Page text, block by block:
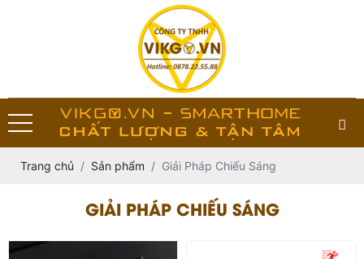
Trang chủ Sản phẩm Giải Pháp Chiếu Sáng
GIẢI PHÁP CHIẾU SÁNG